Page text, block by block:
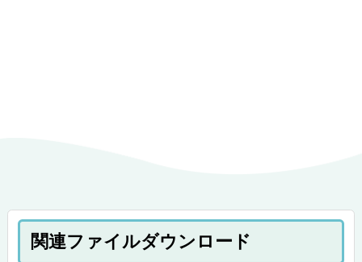
関連ファイルダウンロード